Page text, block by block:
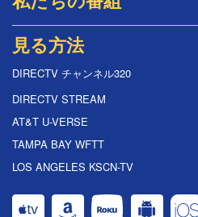
見る方法
DIRECTV チャンネル320
DIRECTV STREAM
AT&T U-VERSE
TAMPA BAY WFTT
LOS ANGELES KSCN-TV